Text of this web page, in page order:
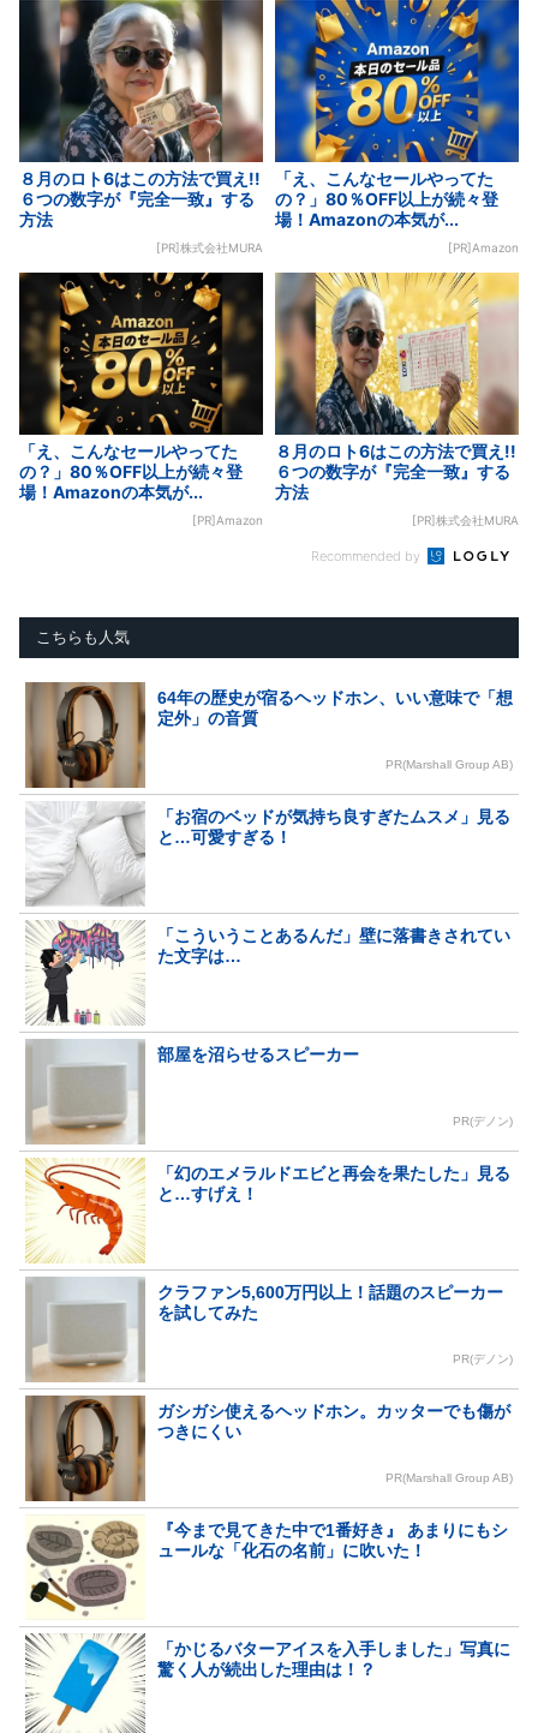
８月のロト6はこの方法で買え!!
６つの数字が『完全一致』する
方法
[PR]株式会社MURA
「え、こんなセールやってた
の？」80％OFF以上が続々登
場！Amazonの本気が...
[PR]Amazon
「え、こんなセールやってた
の？」80％OFF以上が続々登
場！Amazonの本気が...
[PR]Amazon
８月のロト6はこの方法で買え!!
６つの数字が『完全一致』する
方法
[PR]株式会社MURA
Recommended by
こちらも人気
64年の歴史が宿るヘッドホン、いい意味で「想
定外」の音質
PR(Marshall Group AB)
「お宿のベッドが気持ち良すぎたムスメ」見る
と…可愛すぎる！
「こういうことあるんだ」壁に落書きされてい
た文字は…
部屋を沼らせるスピーカー
PR(デノン)
「幻のエメラルドエビと再会を果たした」見る
と…すげえ！
クラファン5,600万円以上！話題のスピーカー
を試してみた
PR(デノン)
ガシガシ使えるヘッドホン。カッターでも傷が
つきにくい
PR(Marshall Group AB)
『今まで見てきた中で1番好き』 あまりにもシ
ュールな「化石の名前」に吹いた！
「かじるバターアイスを入手しました」写真に
驚く人が続出した理由は！？